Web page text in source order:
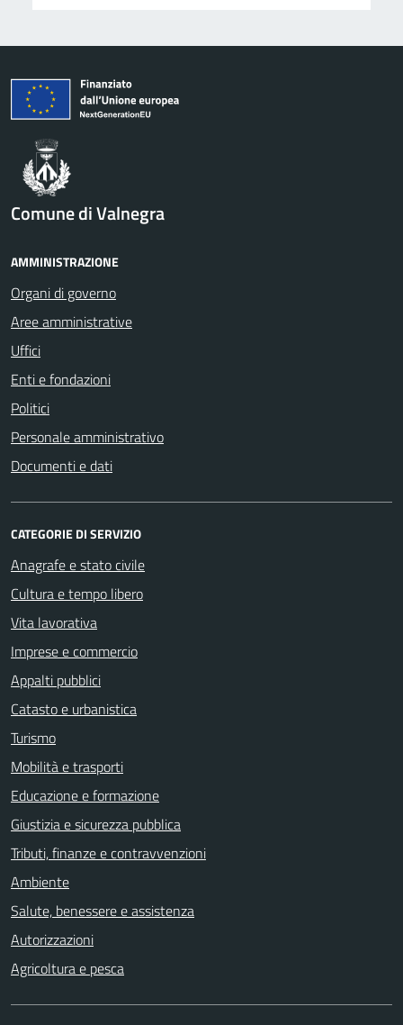
Comune di Valnegra
AMMINISTRAZIONE
Organi di governo
Aree amministrative
Uffici
Enti e fondazioni
Politici
Personale amministrativo
Documenti e dati
CATEGORIE DI SERVIZIO
Anagrafe e stato civile
Cultura e tempo libero
Vita lavorativa
Imprese e commercio
Appalti pubblici
Catasto e urbanistica
Turismo
Mobilità e trasporti
Educazione e formazione
Giustizia e sicurezza pubblica
Tributi, finanze e contravvenzioni
Ambiente
Salute, benessere e assistenza
Autorizzazioni
Agricoltura e pesca